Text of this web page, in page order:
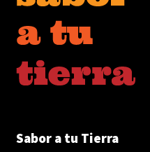
Sabor a tu Tierra